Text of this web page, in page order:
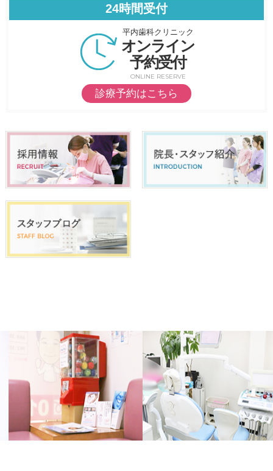
24時間受付
平内歯科クリニック
オンライン
予約受付
ONLINE RESERVE
診療予約はこちら